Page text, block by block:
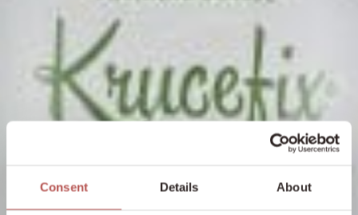
Consent Details About